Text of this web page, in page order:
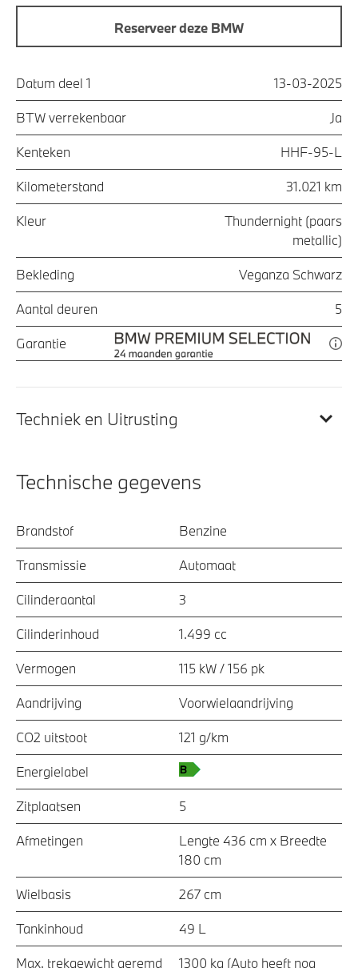
Reserveer deze BMW
Datum deel 1 13-03-2025
BTW verrekenbaar Ja
Kenteken HHF-95-L
Kilometerstand 31.021 km
Kleur
Thundernight (paars
metallic)
Bekleding Veganza Schwarz
Aantal deuren 5
Garantie
Techniek en Uitrusting
Technische gegevens
Brandstof Benzine
Transmissie Automaat
Cilinderaantal 3
Cilinderinhoud 1.499 cc
Vermogen 115 kW / 156 pk
Aandrijving Voorwielaandrijving
CO2 uitstoot 121 g/km
Energielabel
Zitplaatsen 5
Afmetingen
Lengte 436 cm x Breedte
180 cm
Wielbasis 267 cm
Tankinhoud 49 L
Max. trekgewicht geremd 1300 kg (Auto heeft nog